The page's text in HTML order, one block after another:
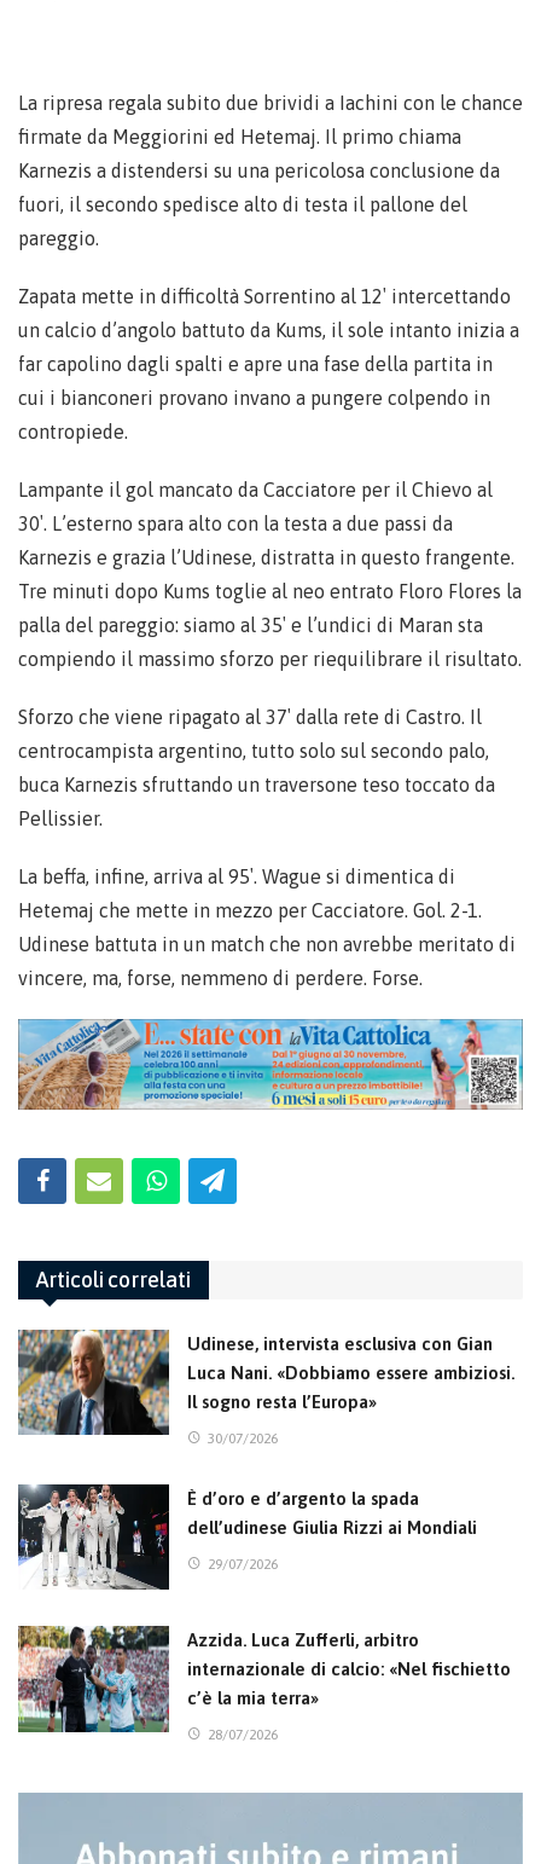
La ripresa regala subito due brividi a Iachini con le chance
firmate da Meggiorini ed Hetemaj. Il primo chiama
Karnezis a distendersi su una pericolosa conclusione da
fuori, il secondo spedisce alto di testa il pallone del
pareggio.
Zapata mette in difficoltà Sorrentino al 12′ intercettando
un calcio d’angolo battuto da Kums, il sole intanto inizia a
far capolino dagli spalti e apre una fase della partita in
cui i bianconeri provano invano a pungere colpendo in
contropiede.
Lampante il gol mancato da Cacciatore per il Chievo al
30′. L’esterno spara alto con la testa a due passi da
Karnezis e grazia l’Udinese, distratta in questo frangente.
Tre minuti dopo Kums toglie al neo entrato Floro Flores la
palla del pareggio: siamo al 35′ e l’undici di Maran sta
compiendo il massimo sforzo per riequilibrare il risultato.
Sforzo che viene ripagato al 37′ dalla rete di Castro. Il
centrocampista argentino, tutto solo sul secondo palo,
buca Karnezis sfruttando un traversone teso toccato da
Pellissier.
La beffa, infine, arriva al 95′. Wague si dimentica di
Hetemaj che mette in mezzo per Cacciatore. Gol. 2-1.
Udinese battuta in un match che non avrebbe meritato di
vincere, ma, forse, nemmeno di perdere. Forse.
Articoli correlati
Udinese, intervista esclusiva con Gian
Luca Nani. «Dobbiamo essere ambiziosi.
Il sogno resta l’Europa»
30/07/2026
È d’oro e d’argento la spada
dell’udinese Giulia Rizzi ai Mondiali
29/07/2026
Azzida. Luca Zufferli, arbitro
internazionale di calcio: «Nel fischietto
c’è la mia terra»
28/07/2026